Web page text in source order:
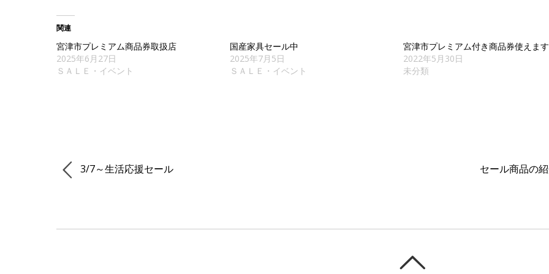
関連
宮津市プレミアム商品券取扱店
2025年6月27日
ＳＡＬＥ・イベント
国産家具セール中
2025年7月5日
ＳＡＬＥ・イベント
宮津市プレミアム付き商品券使えます
2022年5月30日
未分類
3/7～生活応援セール セール商品の